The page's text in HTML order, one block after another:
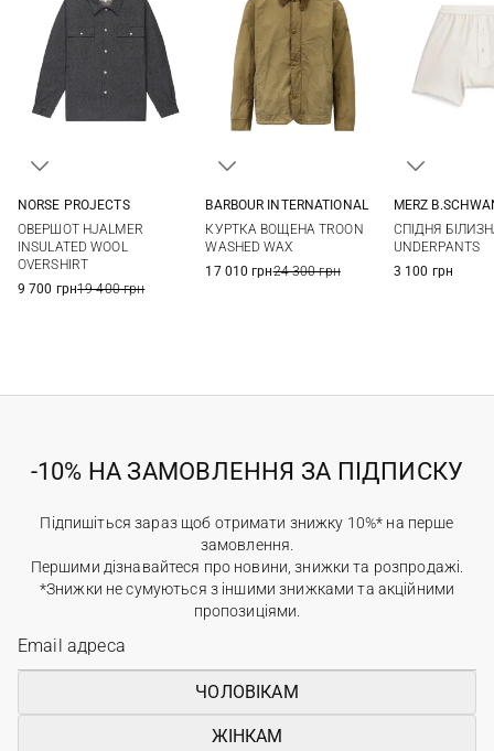
NORSE PROJECTS
ОВЕРШОТ HJALMER
INSULATED WOOL
OVERSHIRT
9 700 грн19 400 грн
BARBOUR INTERNATIONAL
КУРТКА ВОЩЕНА TROON
WASHED WAX
17 010 грн24 300 грн
XXL
MERZ
СПІДНЯ
UNDERPANTS
3 100 грн
-10% НА ЗАМОВЛЕННЯ ЗА ПІДПИСКУ
Підпишіться зараз щоб отримати знижку 10%* на перше
замовлення.
Першими дізнавайтеся про новини, знижки та розпродажі.
*Знижки не сумуються з іншими знижками та акційними
пропозиціями.
ЧОЛОВІКАМ
ЖІНКАМ